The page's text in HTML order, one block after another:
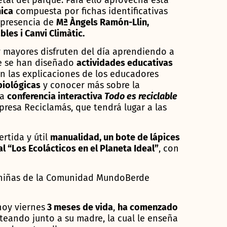
compuesta por fichas identificativas
de Mª Àngels Ramón-Llin,
i Canvi Climàtic.
disfruten del día aprendiendo a
se han diseñado actividades educativas
las explicaciones de los educadores
y conocer más sobre la
conferencia interactiva Todo es reciclable
Reciclamás, que tendrá lugar a las
y útil manualidad, un bote de lápices
“Los Ecolácticos en el Planeta Ideal”, con
de la Comunidad MundoBerde
viernes3 meses de vida, ha comenzado
junto a su madre, la cual le enseña